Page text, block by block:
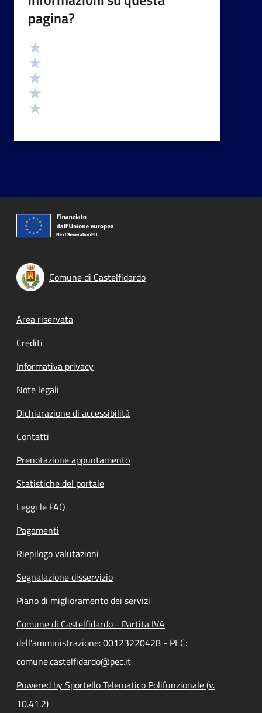
pagina?
Valutazione
Comune di Castelfidardo
Footer menu
Area riservata
Crediti
Informativa privacy
Note legali
Dichiarazione di accessibilità
Contatti
Prenotazione appuntamento
Statistiche del portale
Leggi le FAQ
Pagamenti
Riepilogo valutazioni
Segnalazione disservizio
Piano di miglioramento dei servizi
Comune di Castelfidardo - Partita IVA
dell'amministrazione: 00123220428 - PEC:
comune.castelfidardo@pec.it
Powered by Sportello Telematico Polifunzionale (v.
10.41.2)